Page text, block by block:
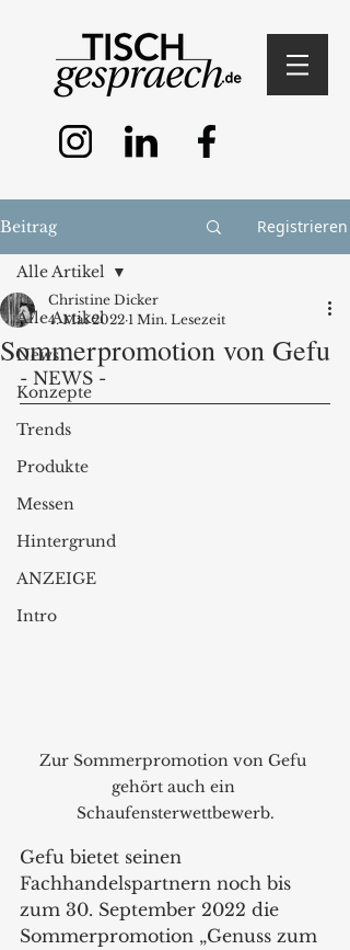
Beitrag Registrieren
Alle Artikel
News
Konzepte
Trends
Produkte
Messen
Hintergrund
ANZEIGE
Intro
Alle Artikel
Sommerpromotion von Gefu
Christine Dicker
4. Mai 2022 1 Min. Lesezeit
- NEWS -
Zur Sommerpromotion von Gefu
gehört auch ein
Schaufensterwettbewerb.
Gefu bietet seinen
Fachhandelspartnern noch bis
zum 30. September 2022 die
Sommerpromotion „Genuss zum